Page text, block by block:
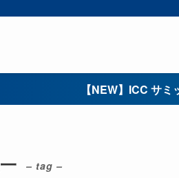
【NEW】ICC サ
– tag –